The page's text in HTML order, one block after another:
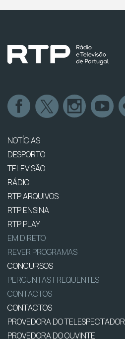
NOTÍCIAS
DESPORTO
TELEVISÃO
RÁDIO
RTP ARQUIVOS
RTP ENSINA
RTP PLAY
EM DIRETO
REVER PROGRAMAS
CONCURSOS
PERGUNTAS FREQUENTES
CONTACTOS
CONTACTOS
PROVEDORA DO TELESPECTADOR
PROVEDORA DO OUVINTE